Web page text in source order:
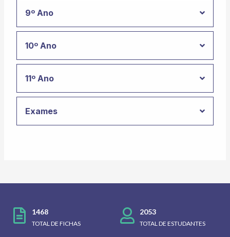
9º Ano
10º Ano
11º Ano
Exames
1468
TOTAL DE FICHAS
2053
TOTAL DE ESTUDANTES